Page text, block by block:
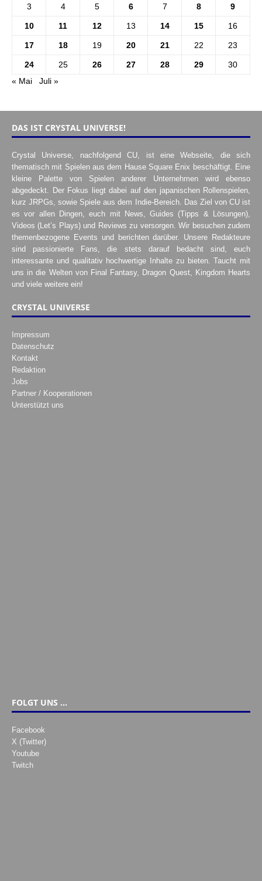
3 4 5 6 7 8 9
10 11 12 13 14 15 16
17 18 19 20 21 22 23
24 25 26 27 28 29
30
« Mai
Juli »
DAS IST CRYSTAL UNIVERSE!
Crystal Universe, nachfolgend CU, ist eine Webseite, die sich
thematisch mit Spielen aus dem Hause Square Enix beschäftigt. Eine
kleine Palette von Spielen anderer Unternehmen wird ebenso
abgedeckt. Der Fokus liegt dabei auf den japanischen Rollenspielen,
kurz JRPGs, sowie Spiele aus dem Indie-Bereich. Das Ziel von CU ist
es vor allen Dingen, euch mit News, Guides (Tipps & Lösungen),
Videos (Let’s Plays) und Reviews zu versorgen. Wir besuchen zudem
themenbezogene Events und berichten darüber. Unsere Redakteure
sind passionierte Fans, die stets darauf bedacht sind, euch
interessante und qualitativ hochwertige Inhalte zu bieten. Taucht mit
uns in die Welten von Final Fantasy, Dragon Quest, Kingdom Hearts
und viele weitere ein!
CRYSTAL UNIVERSE
Impressum
Datenschutz
Kontakt
Redaktion
Jobs
Partner / Kooperationen
Unterstützt uns
FOLGT UNS …
Facebook
X (Twitter)
Youtube
Twitch